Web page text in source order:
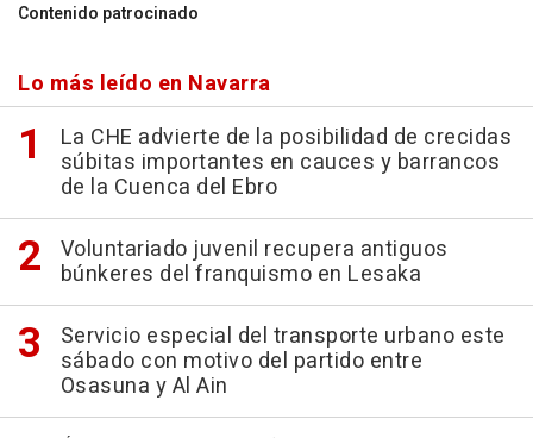
Contenido patrocinado
Lo más leído en Navarra
La CHE advierte de la posibilidad de crecidas
súbitas importantes en cauces y barrancos
de la Cuenca del Ebro
Voluntariado juvenil recupera antiguos
búnkeres del franquismo en Lesaka
Servicio especial del transporte urbano este
sábado con motivo del partido entre
Osasuna y Al Ain